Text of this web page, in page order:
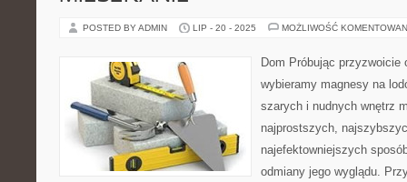
POSTED BY ADMIN LIP - 20 - 2025 MOŻLIWOŚĆ
Dom Próbując przyzwoicie
wybieramy magnesy na
szarych i nudnych wnętrz
najprostszych,
najefektowniejszych
odmiany jego wyglądu.